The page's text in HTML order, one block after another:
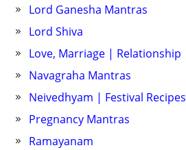
Lord Ganesha Mantras
Lord Shiva
Love, Marriage | Relationship
Navagraha Mantras
Neivedhyam | Festival Recipes
Pregnancy Mantras
Ramayanam